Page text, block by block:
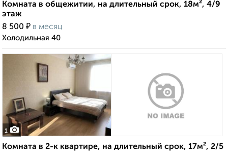
Комната в общежитии, на длительный срок, 18м², 4/9
этаж
8 500 ₽ в месяц
Холодильная 40
1
Комната в 2-к квартире, на длительный срок, 17м², 2/5